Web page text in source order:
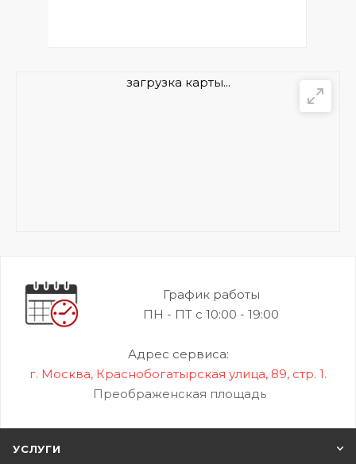
загрузка карты...
График работы
ПН - ПТ с 10:00 - 19:00
Адрес сервиса:
г. Москва, Краснобогатырская улица, 89, стр. 1.
Преображенская площадь
УСЛУГИ